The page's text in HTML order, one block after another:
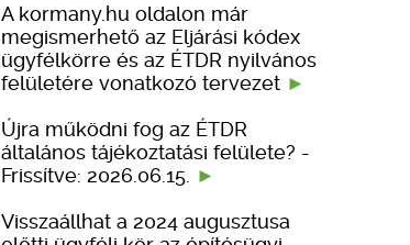
A kormany.hu oldalon már
megismerhető az Eljárási kódex
ügyfélkörre és az ÉTDR nyilvános
felületére vonatkozó tervezet
Újra működni fog az ÉTDR
általános tájékoztatási felülete? -
Frissítve: 2026.06.15.
Visszaállhat a 2024 augusztusa